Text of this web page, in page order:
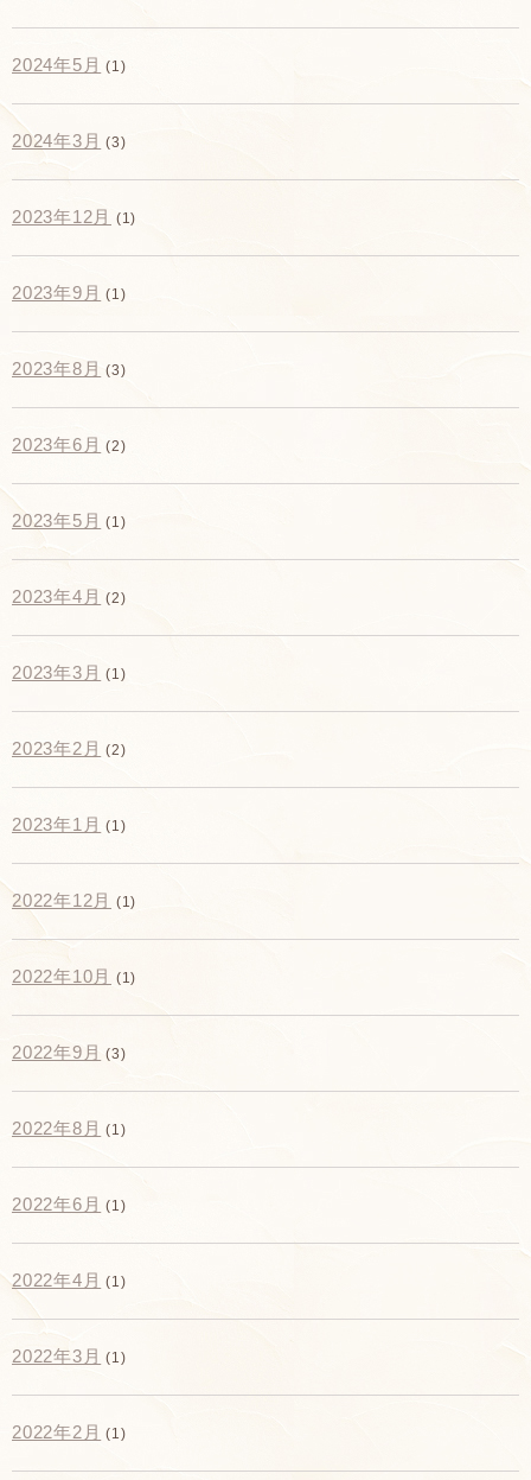
2024年5月 (1)
2024年3月 (3)
2023年12月 (1)
2023年9月 (1)
2023年8月 (3)
2023年6月 (2)
2023年5月 (1)
2023年4月 (2)
2023年3月 (1)
2023年2月 (2)
2023年1月 (1)
2022年12月 (1)
2022年10月 (1)
2022年9月 (3)
2022年8月 (1)
2022年6月 (1)
2022年4月 (1)
2022年3月 (1)
2022年2月 (1)